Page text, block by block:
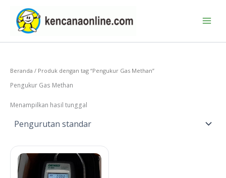
konten
Beranda / Produk dengan tag “Pengukur Gas Methan”
Pengukur Gas Methan
Menampilkan hasil tunggal